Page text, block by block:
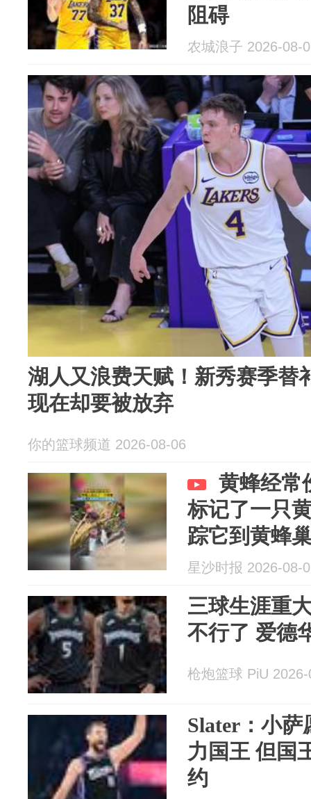
阻碍
农城浪子 2026-08-
湖人又浪费天赋！新秀赛季替
现在却要被放弃
你的篮球频道 2026-08-06
黄蜂经常
标记了一只
踪它到黄蜂
星沙时报 2026-08-
三球生涯重
不行了 爱德
枪炮篮球 PiU
Slater：小萨
力国王 但国
约